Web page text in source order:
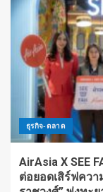
ธุรกิจ-ตลาด
AirAsia X SEE
ต่อยอดเสิร์ฟคว